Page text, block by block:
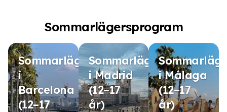
Sommarlägersprogram
Sommarläger
i
Barcelona
(12–17
Sommarläger
i Madrid
(12–17
år)
i Málaga
(12–17
år)